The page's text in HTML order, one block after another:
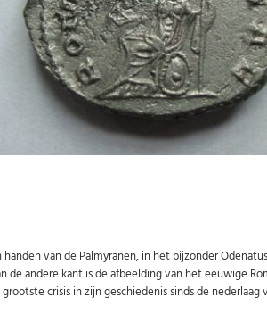
van de Palmyranen, in het bijzonder
de andere kant is de afbeelding van het eeuwige
crisis in zijn geschiedenis sinds de nederlaag